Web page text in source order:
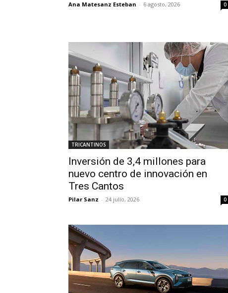
Ana Matesanz Esteban - 6 agosto, 2026 0
TRICANTINOS
Inversión de 3,4 millones para
nuevo centro de innovación en
Tres Cantos
Pilar Sanz - 24 julio, 2026 0